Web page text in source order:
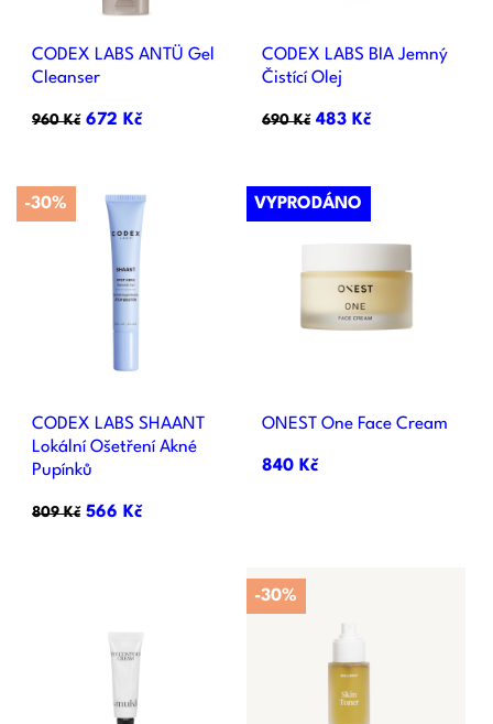
CODEX LABS ANTÜ Gel
Cleanser
960 Kč 672 Kč
CODEX LABS BIA Jemný
Čistící Olej
690 Kč 483 Kč
CODEX LABS SHAANT
Lokální Ošetření Akné
Pupínků
809 Kč 566 Kč
-30%
ONEST One Face Cream
840 Kč
VYPRODÁNO
-30%